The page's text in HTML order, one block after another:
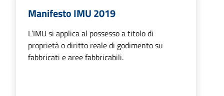
Manifesto IMU 2019
L’IMU si applica al possesso a titolo di
proprietà o diritto reale di godimento su
fabbricati e aree fabbricabili.